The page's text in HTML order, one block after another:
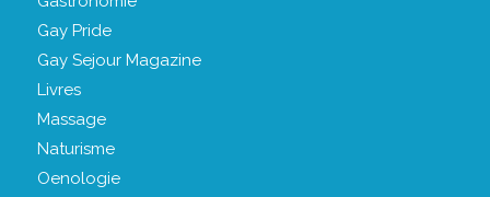
Gay Pride
Gay Sejour Magazine
Livres
Massage
Naturisme
Oenologie